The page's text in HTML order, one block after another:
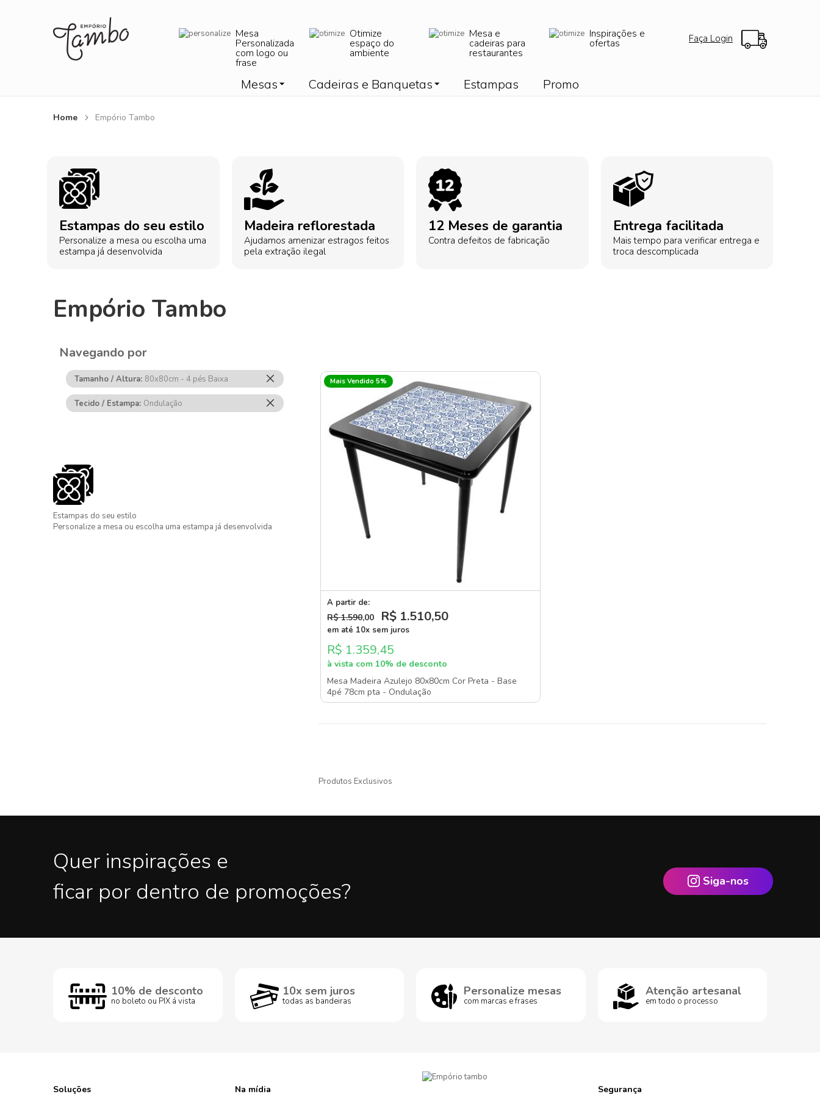
Mesa
Personalizada
com logo ou
frase
Otimize
espaço do
ambiente
Mesa e
cadeiras para
restaurantes
Inspirações e
ofertas Faça Login
Mesas Cadeiras e Banquetas Estampas Promo
Home Empório Tambo
Estampas do seu estilo
Personalize a mesa ou escolha uma
estampa já desenvolvida
Madeira reflorestada
Ajudamos amenizar estragos feitos
pela extração ilegal
12 Meses de garantia
Contra defeitos de fabricação
Entrega facilitada
Mais tempo para verificar entrega e
troca descomplicada
Empório Tambo
Mais Vendido 5%
A partir de:
R$ 1.590,00 R$ 1.510,50
em até 10x sem juros
R$ 1.359,45
à vista com 10% de desconto
Mesa Madeira Azulejo 80x80cm Cor Preta - Base
4pé 78cm pta - Ondulação
Produtos Exclusivos
Navegando por
Tamanho / Altura 80x80cm - 4 pés Baixa
Remover
Esse
Item
Tecido / Estampa Ondulação
Remover
Esse
Estampas do seu estilo
Personalize a mesa ou escolha uma estampa já desenvolvida
Quer inspirações e
ficar por dentro de promoções?
Siga-nos
10% de desconto
no boleto ou PIX á vista
10x sem juros
todas as bandeiras
Personalize mesas
com marcas e frases
Atenção artesanal
em todo o processo
Soluções Na mídia Segurança